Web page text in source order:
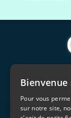
QUI SOMMES-
L'association
Notre
Bienvenue
Pour vous
sur notre site,